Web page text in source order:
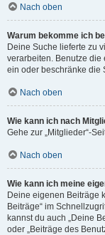
Nach oben
Warum bekomme ich
Deine Suche lieferte zu
verarbeiten. Benutze die
ein oder beschränke die
Nach oben
Wie kann ich nach
Gehe zur „Mitglieder“-
Nach oben
Wie kann ich meine
Deine eigenen Beiträge
Beiträge“ im
kannst du auch „Deine
oder „Beiträge des